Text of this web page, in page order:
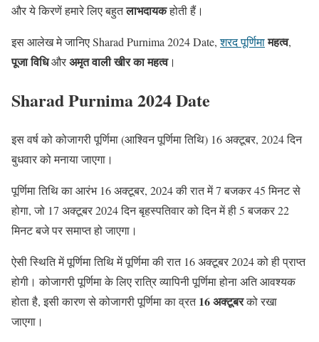
और ये किरणें हमारे लिए बहुतलाभदायकहोती हैं।
इस आलेख मे जानिए Sharad Purnima 2024 Date,शरद पूर्णिमामहत्व,
पूजा विधिऔरअमृत वाली खीर का महत्‍व।
Sharad Purnima 2024 Date
इस वर्ष को कोजागरी पूर्णिमा (आश्विन पूर्णिमा तिथि) 16 अक्टूबर, 2024 दिन
बुधवार को मनाया जाएगा।
पूर्णिमा तिथि का आरंभ 16 अक्टूबर, 2024 की रात में 7 बजकर 45 मिनट से
होगा, जो 17 अक्टूबर 2024 दिन बृहस्पतिवार को दिन में ही 5 बजकर 22
मिनट बजे पर समाप्त हो जाएगा।
ऐसी स्थिति में पूर्णिमा तिथि में पूर्णिमा की रात 16 अक्टूबर 2024 को ही प्राप्त
होगी। कोजागरी पूर्णिमा के लिए रात्रि व्यापिनी पूर्णिमा होना अति आवश्यक
होता है, इसी कारण से कोजागरी पूर्णिमा का व्रत16 अक्टूबरको रखा
जाएगा।